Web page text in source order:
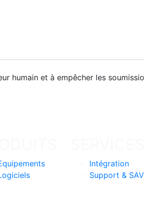
humain et à empêcher les
Intégration
Support & SAV